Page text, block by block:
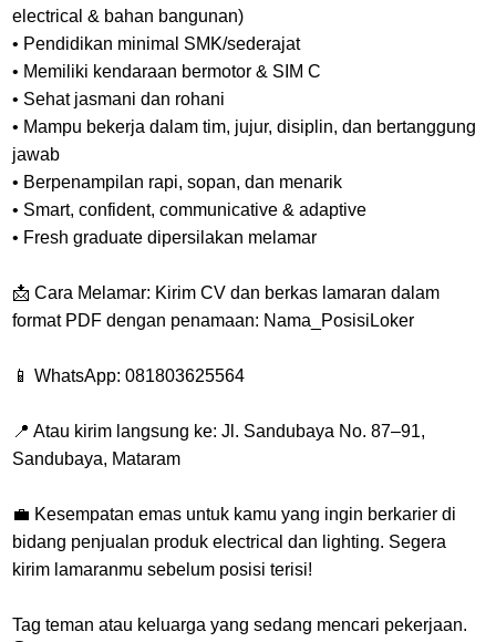
electrical & bahan bangunan)
• Pendidikan minimal SMK/sederajat
• Memiliki kendaraan bermotor & SIM C
• Sehat jasmani dan rohani
• Mampu bekerja dalam tim, jujur, disiplin, dan bertanggung
jawab
• Berpenampilan rapi, sopan, dan menarik
• Smart, confident, communicative & adaptive
• Fresh graduate dipersilakan melamar
📩 Cara Melamar: Kirim CV dan berkas lamaran dalam
format PDF dengan penamaan: Nama_PosisiLoker
📱 WhatsApp: 081803625564
📍 Atau kirim langsung ke: Jl. Sandubaya No. 87–91,
Sandubaya, Mataram
💼 Kesempatan emas untuk kamu yang ingin berkarier di
bidang penjualan produk electrical dan lighting. Segera
kirim lamaranmu sebelum posisi terisi!
Tag teman atau keluarga yang sedang mencari pekerjaan.